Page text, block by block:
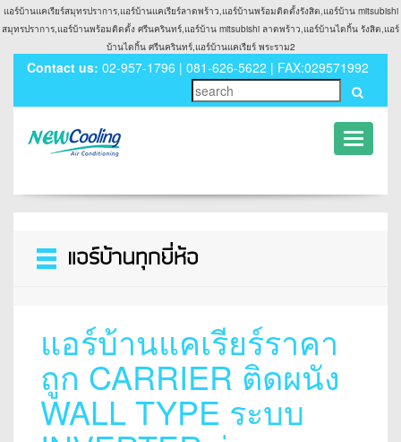
แอร์บ้านแคเรียร์สมุทรปราการ,แอร์บ้านแคเรียร์ลาดพร้าว,แอร์บ้านพร้อมติดตั้งรังสิต,แอร์บ้าน mitsubishi
สมุทรปราการ,แอร์บ้านพร้อมติดตั้ง ศรีนครินทร์,แอร์บ้าน mitsubishi ลาดพร้าว,แอร์บ้านไดกิ้น รังสิต,แอร์
บ้านไดกิ้น ศรีนครินทร์,แอร์บ้านแคเรียร์ พระราม2
Contact us: 02-957-1796 | 081-626-5622 | FAX:029571992
Toggle
Toggle
navigation
แอร์บ้านแคเรียร์ราคา
ถูก CARRIER ติดผนัง
WALL TYPE ระบบ